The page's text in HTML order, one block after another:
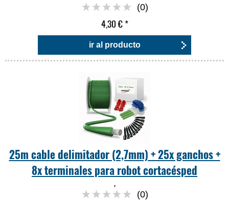
(0)
4,30 €*
ir al producto
25m cable delimitador (2,7mm) + 25x ganchos +
8x terminales para robot cortacésped
,
(0)